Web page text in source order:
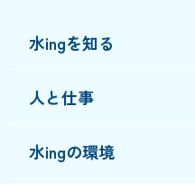
水ingを知る
人と仕事
水ingの環境